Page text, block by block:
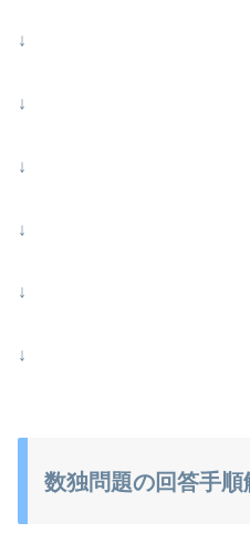
↓
↓
↓
↓
↓
↓
数独問題の回答手順